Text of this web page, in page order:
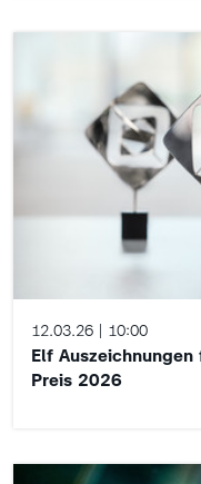
12.03.26 10:00
Elf
Preis 2026